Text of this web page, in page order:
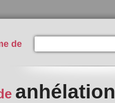
de
anhélation